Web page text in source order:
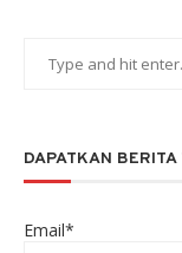
DAPATKAN BERITA
Email*